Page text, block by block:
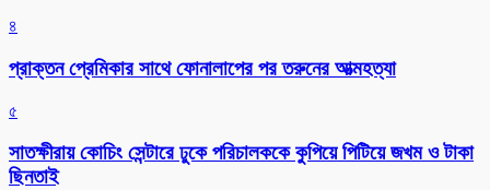
৪
প্রাক্তন প্রেমিকার সাথে ফোনালাপের পর তরুনের আত্মহত্যা
৫
সাতক্ষীরায় কোচিং সেন্টারে ঢুকে পরিচালককে কুপিয়ে পিটিয়ে জখম ও টাকা
ছিনতাই